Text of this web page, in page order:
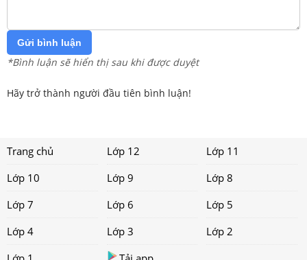
Gửi bình luận
*Bình luận sẽ hiển thị sau khi được duyệt
Hãy trở thành người đầu tiên bình luận!
Trang chủ Lớp 12
Lớp 11
Lớp 10
Lớp 9
Lớp 8
Lớp 7
Lớp 6
Lớp 5
Lớp 4
Lớp 3
Lớp 2